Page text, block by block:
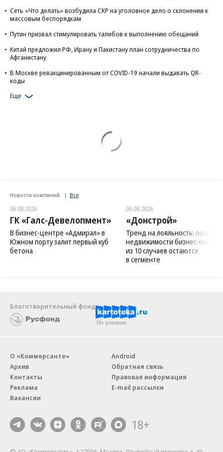
Сеть «Что делать» возбудила СКР на уголовное дело о склонении к
массовым беспорядкам
Путин призвал стимулировать талибов к выполнению обещаний
Китай предложил РФ, Ирану и Пакистану план сотрудничества по
Афганистану
В Москве ревакцинированным от COVID-19 начали выдавать QR-
коды
Еще
Новости компаний Все
06.08.2026
ГК «Галс-Девелопмент»
В бизнес-центре «Адмирал» в
Южном порту залит первый куб
бетона
06.08.2026
«Донстрой»
Тренд на лояльность:
недвижимости бизнес-класса
из 10 случаев остаются
в сегменте
Благотворительный фонд
18+ реклама
О «Коммерсанте»
Архив
Контакты
Реклама
Вакансии
Android
Обратная связь
Правовая информация
E-mail рассылки
18+